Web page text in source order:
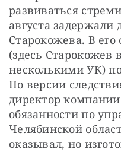
развиваться
августа
Старокожева. В его
(здесь Старокожев
несколькими УК)
По версии
директор
обязанности по
Челябинской
оказывал, но